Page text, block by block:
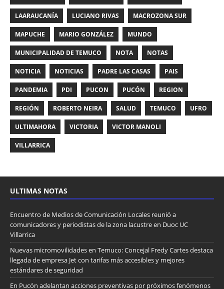
LAARAUCANÍA LUCIANO RIVAS MACROZONA SUR
MAPUCHE MARIO GONZÁLEZ MUNDO
MUNICIPALIDAD DE TEMUCO NOTA NOTAS
NOTICIA NOTICIAS PADRE LAS CASAS PAIS
PANDEMIA PDI PUCON PUCÓN REGION
REGIÓN ROBERTO NEIRA SALUD TEMUCO UFRO
ULTIMAHORA VICTORIA VICTOR MANOLI
VILLARRICA
ULTIMAS NOTAS
Encuentro de Medios de Comunicación Locales reunió a
comunicadores y periodistas de la zona lacustre en Duoc UC
Villarrica
Nuevas micromovilidades en Temuco: Concejal Fredy Cartes destaca
llegada de empresa Jet con tarifas más accesibles y mejores
estándares de seguridad
En Pucón adelantan acciones preventivas por próximos fenómenos